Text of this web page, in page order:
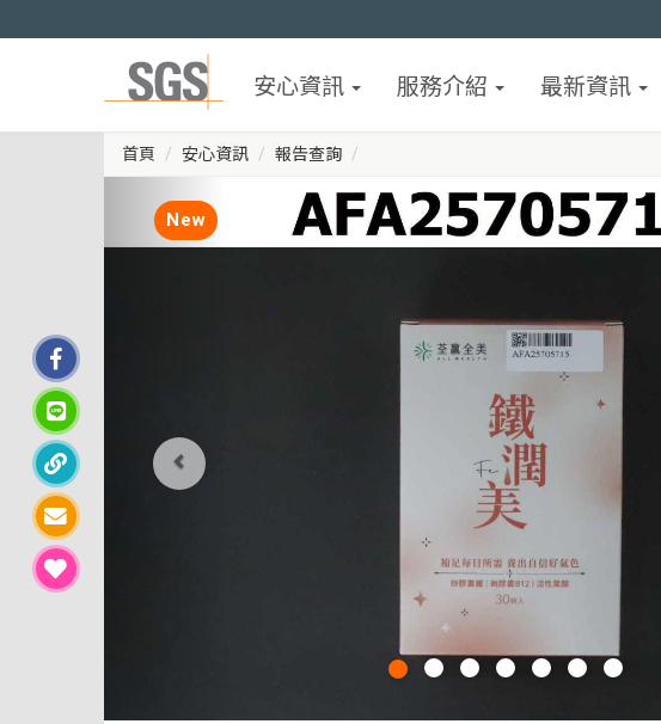
安心資訊 服務介紹 最新資訊
首頁 安心資訊 報告查詢
New